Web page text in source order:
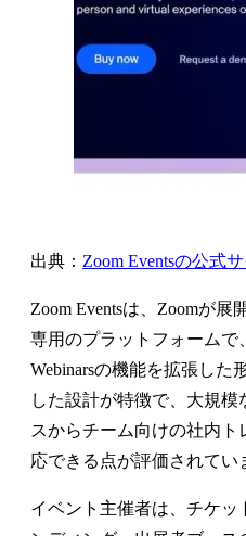
出典： Zoom Eventsの公式サ
Zoom Eventsは、Zoomが展
専用のプラットフォームで
Webinarsの機能を拡張した
した設計が特徴で、大規
スからチーム向けの社内
応できる点が評価されてい
イベント主催者は、チケッ